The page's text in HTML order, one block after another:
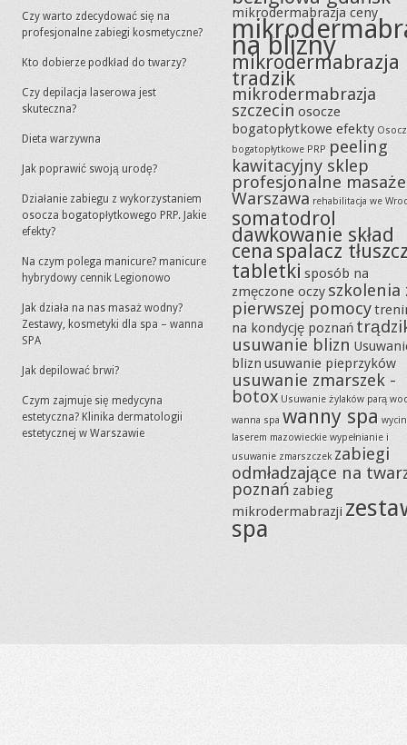
Czy warto zdecydować się na
profesjonalne zabiegi kosmetyczne?
Kto dobierze podkład do twarzy?
Czy depilacja laserowa jest
skuteczna?
Dieta warzywna
Jak poprawić swoją urodę?
Działanie zabiegu z wykorzystaniem
osocza bogatopłytkowego PRP. Jakie
efekty?
Na czym polega manicure? manicure
hybrydowy cennik Legionowo
Jak działa na nas masaż wodny?
Zestawy, kosmetyki dla spa – wanna
SPA
Jak depilować brwi?
Czym zajmuje się medycyna
estetyczna? Klinika dermatologii
estetycznej w Warszawie
mikrodermabrazja ceny
na blizny
mikrodermabrazja
tradzik
mikrodermabrazja
szczecin osocze
bogatopłytkowe efekty
bogatopłytkowe PRP peeling
kawitacyjny sklep
profesjonalne masaże
Warszawa rehabilitacja we
somatodrol
dawkowanie skład
cenaspalacz
tabletki sposób na
zmęczone oczy szkolenia
pierwszej pomocy
na kondycję poznań
usuwanie blizn
blizn usuwanie pieprzyków
usuwanie zmarszek -
botox Usuwanie żylaków parą
wanna spa wanny spa
laserem mazowieckie wypełnianie i
usuwanie zmarszczek zabiegi
odmładzające na
poznań zabieg
mikrodermabrazji
spa